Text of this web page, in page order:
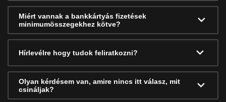
Miért vannak a bankkártyás fizetések
minimumösszegekhez kötve?
Hírlevélre hogy tudok feliratkozni?
Olyan kérdésem van, amire nincs itt válasz, mit
csináljak?